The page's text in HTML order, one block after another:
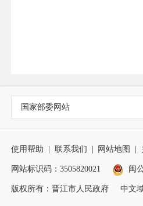
国家部委网站
使用帮助 联系我们 网站地图
网站标识码：3505820021 闽
版权所有：晋江市人民政府 中文